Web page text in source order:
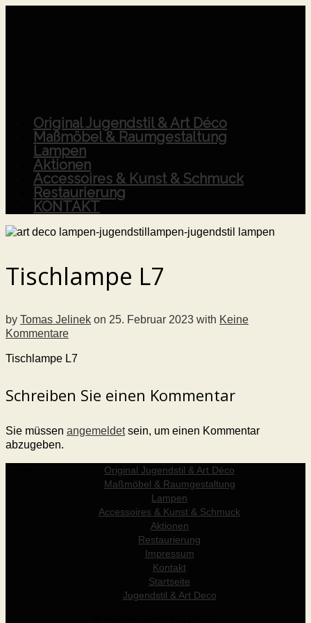
Original Jugendstil & Art Déco
Maßmöbel & Raumgestaltung
Lampen
Aktionen
Accessoires & Kunst & Schmuck
Restaurierung
KONTAKT
Tischlampe L7
by Tomas Jelinek on 25. Februar 2023 with Keine
Kommentare
Tischlampe L7
Schreiben Sie einen Kommentar
Sie müssen angemeldetsein, um einen Kommentar
abzugeben.
Original Jugendstil & Art Déco
Maßmöbel & Raumgestaltung
Lampen
Accessoires & Kunst & Schmuck
Aktionen
Restaurierung
Impressum
Kontakt
Startseite
Jugendstil & Art Deco